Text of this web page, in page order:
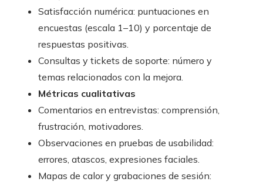
Satisfacción numérica: puntuaciones en
encuestas (escala 1–10) y porcentaje de
respuestas positivas.
Consultas y tickets de soporte: número y
temas relacionados con la mejora.
Métricas cualitativas
Comentarios en entrevistas: comprensión,
frustración, motivadores.
Observaciones en pruebas de usabilidad:
errores, atascos, expresiones faciales.
Mapas de calor y grabaciones de sesión: